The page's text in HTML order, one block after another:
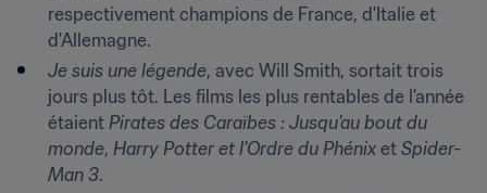
respectivement champions de France, d'Italie et
d'Allemagne.
Je suis une légende, avec Will Smith, sortait trois
jours plus tôt. Les films les plus rentables de l'année
étaient Pirates des Caraïbes : Jusqu'au bout du
monde, Harry Potter et l'Ordre du Phénix et Spider-
Man 3.